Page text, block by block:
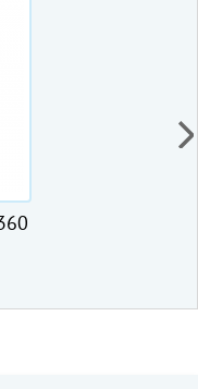
Лебедка рычажная